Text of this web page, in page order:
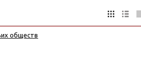
обществ